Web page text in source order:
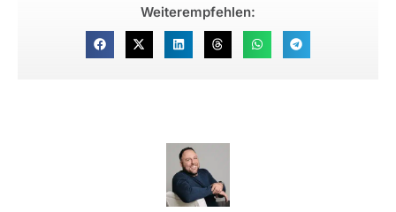
Weiterempfehlen: